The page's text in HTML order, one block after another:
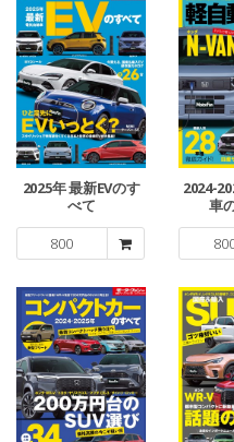
2025年 最新EVのす
べて
800
2024-
車